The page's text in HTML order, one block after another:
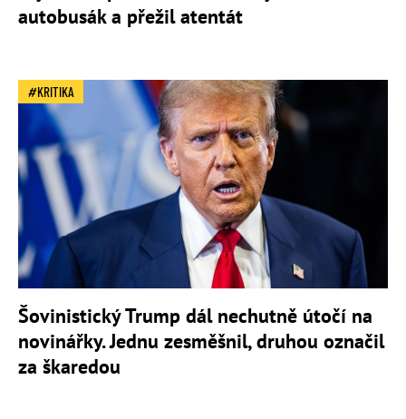
autobusák a přežil atentát
KRITIKA
Šovinistický Trump dál nechutně útočí na
novinářky. Jednu zesměšnil, druhou označil
za škaredou